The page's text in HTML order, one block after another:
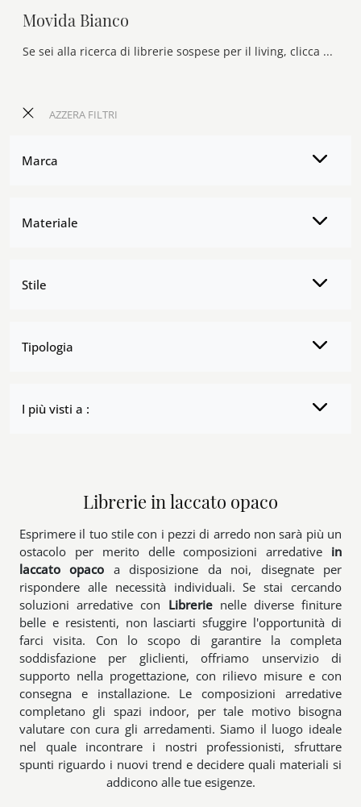
AZZERA FILTRI
Marca
Materiale
Stile
Tipologia
I più visti a :
Movida Bianco
Se sei alla ricerca di librerie sospese per il living, clicca e scopri le nostre soluzioni moderne: il modello Movida Bianco Olivieri ti attende!
Librerie in laccato opaco
Esprimere il tuo stile con i pezzi di arredo non sarà più un
ostacolo per merito delle composizioni arredative in
laccato opaco a disposizione da noi, disegnate per
rispondere alle necessità individuali. Se stai cercando
soluzioni arredative con Librerienelle diverse finiture
belle e resistenti, non lasciarti sfuggire l'opportunità di
farci visita. Con lo scopo di garantire la completa
soddisfazione per gliclienti, offriamo unservizio di
supporto nella progettazione, con rilievo misure e con
consegna e installazione. Le composizioni arredative
completano gli spazi indoor, per tale motivo bisogna
valutare con cura gli arredamenti. Siamo il luogo ideale
nel quale incontrare i nostri professionisti, sfruttare
spunti riguardo i nuovi trend e decidere quali materiali si
addicono alle tue esigenze.